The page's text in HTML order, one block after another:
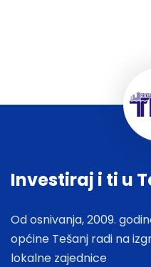
Investiraj i ti u
Od osnivanja, 2009.
općine Tešanj radi na
lokalne zajednice